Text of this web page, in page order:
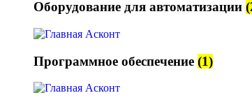
Оборудование для автоматизации
Программное обеспечение (1)